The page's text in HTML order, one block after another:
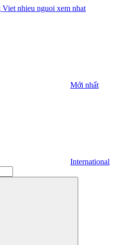
Mới nhất
International